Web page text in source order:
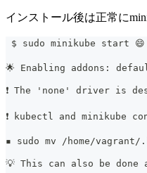
インストール後は正常に
$ sudo minikube start
🌟 Enabling addons:
❗ The 'none' driver is
❗ kubectl and minikube
▪ sudo mv /home/vagrant/
💡 This can also be done